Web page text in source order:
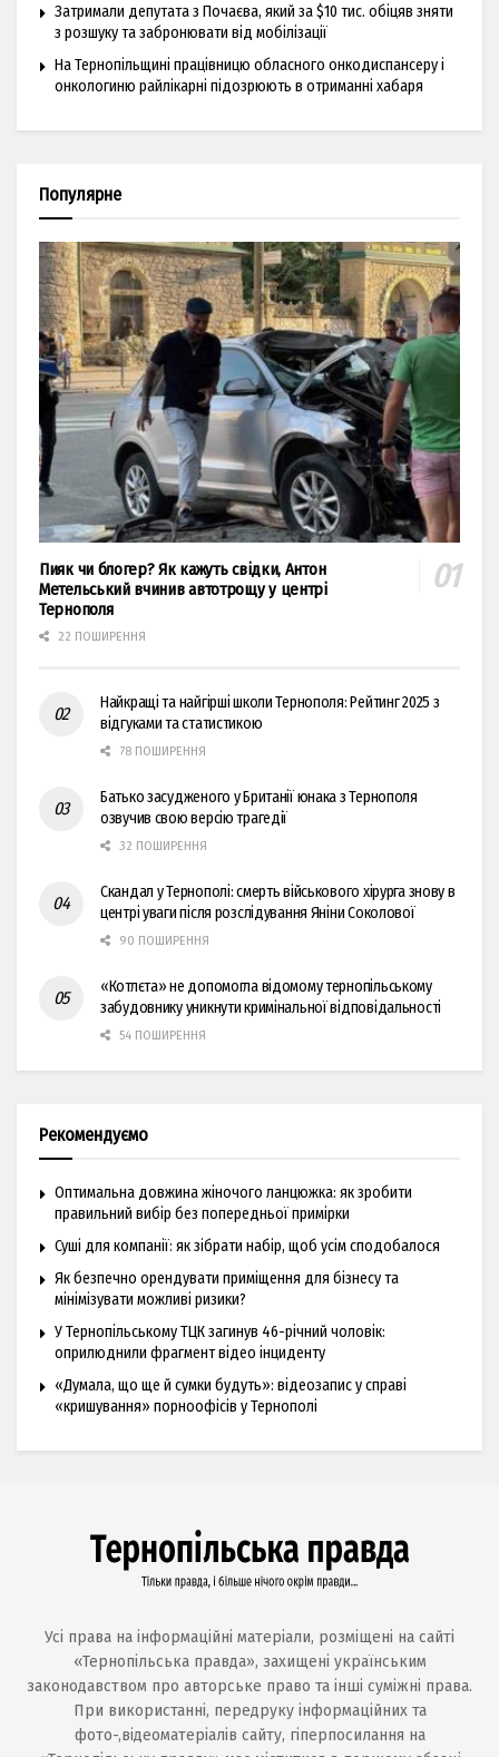
Затримали депутата з Почаєва, який за $10 тис. обіцяв зняти
з розшуку та забронювати від мобілізації
На Тернопільщині працівницю обласного онкодиспансеру і
онкологиню райлікарні підозрюють в отриманні хабаря
Популярне
Пияк чи блогер? Як кажуть свідки, Антон
Метельський вчинив автотрощу у центрі
Тернополя
22 ПОШИРЕННЯ
Найкращі та найгірші школи Тернополя: Рейтинг 2025 з
відгуками та статистикою
78 ПОШИРЕННЯ
Батько засудженого у Британії юнака з Тернополя
озвучив свою версію трагедії
32 ПОШИРЕННЯ
Скандал у Тернополі: смерть військового хірурга знову в
центрі уваги після розслідування Яніни Соколової
90 ПОШИРЕННЯ
«Котлєта» не допомогла відомому тернопільському
забудовнику уникнути кримінальної відповідальності
54 ПОШИРЕННЯ
Рекомендуємо
Оптимальна довжина жіночого ланцюжка: як зробити
правильний вибір без попередньої примірки
Суші для компанії: як зібрати набір, щоб усім сподобалося
Як безпечно орендувати приміщення для бізнесу та
мінімізувати можливі ризики?
У Тернопільському ТЦК загинув 46-річний чоловік:
оприлюднили фрагмент відео інциденту
«Думала, що ще й сумки будуть»: відеозапис у справі
«кришування» порноофісів у Тернополі
Усі права на інформаційні матеріали, розміщені на сайті
«Тернопільська правда», захищені українським
законодавством про авторське право та інші суміжні права.
При використанні, передруку інформаційних та
фото-,відеоматеріалів сайту, гіперпосилання на